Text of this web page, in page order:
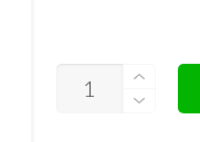
QUANTITÀ